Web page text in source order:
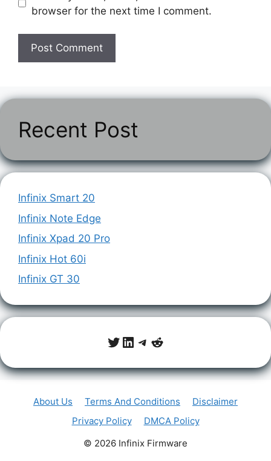
browser for the next time I comment.
Recent Post
Infinix Smart 20
Infinix Note Edge
Infinix Xpad 20 Pro
Infinix Hot 60i
Infinix GT 30
Twitter
LinkedIn
Telegram
Reddit
About Us Terms And Conditions
Disclaimer
Privacy Policy
DMCA Policy
© 2026 Infinix Firmware